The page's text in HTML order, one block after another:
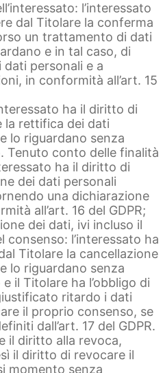
l’interessato
dal Titolare la conferma
un trattamento di dati
e in tal caso, di
dati personali e a
in conformità all’art. 15
ha il diritto di
la rettifica dei dati
lo riguardano senza
Tenuto conto delle finalità
ha il diritto di
dei dati personali
una dichiarazione
all’art. 16 del GDPR;
dei dati, ivi incluso il
consenso: l’interessato ha
Titolare la cancellazione
lo riguardano senza
il Titolare ha l’obbligo di
ritardo i dati
il proprio consenso, se
dall’art. 17 del GDPR.
il diritto alla revoca,
il diritto di revocare il
momento senza